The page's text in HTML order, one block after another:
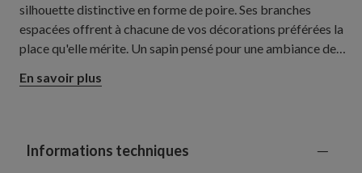
silhouette distinctive en forme de poire. Ses branches
espacées offrent à chacune de vos décorations préférées la
place qu'elle mérite. Un sapin pensé pour une ambiance de
salle à manger ou vos grands espaces de vie.
En savoir plus
Informations techniques